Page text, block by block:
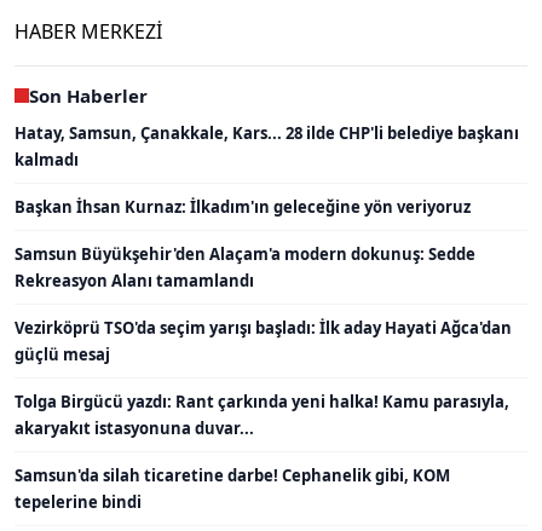
HABER MERKEZİ
Son Haberler
Hatay, Samsun, Çanakkale, Kars... 28 ilde CHP'li belediye başkanı
kalmadı
Başkan İhsan Kurnaz: İlkadım'ın geleceğine yön veriyoruz
Samsun Büyükşehir'den Alaçam'a modern dokunuş: Sedde
Rekreasyon Alanı tamamlandı
Vezirköprü TSO'da seçim yarışı başladı: İlk aday Hayati Ağca'dan
güçlü mesaj
Tolga Birgücü yazdı: Rant çarkında yeni halka! Kamu parasıyla,
akaryakıt istasyonuna duvar...
Samsun'da silah ticaretine darbe! Cephanelik gibi, KOM
tepelerine bindi